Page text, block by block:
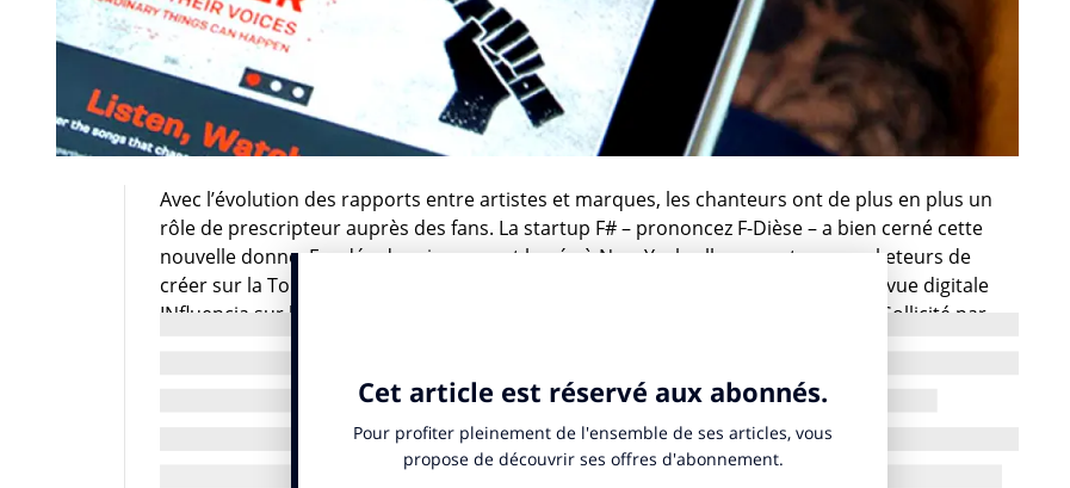
Avec l’évolution des rapports entre artistes et marques, les chanteurs ont de plus en plus un
rôle de prescripteur auprès des fans. La startup F# – prononcez F-Dièse – a bien cerné cette
nouvelle donne. Fondée depuis un an et basée à New-York, elle permet aux marketeurs de
créer sur la Toile leurs propres stations de radio brandées. Dans la prochaine Revue digitale
INfluencia sur la culture, Oxmo Puccino évoque avec pertinence cette évolution. Sollicité par
comme Spotify et Deezer sont passés par là, modifiant le contrat de mariage publicitaire entre
musique et annonceurs.
En proposant depuis quelques jours son nouveau produit publicitaire, la startup de 50